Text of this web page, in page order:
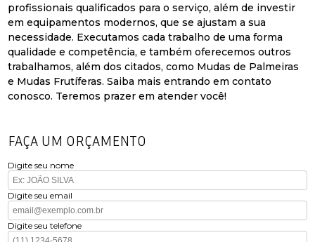
profissionais qualificados para o serviço, além de investir
em equipamentos modernos, que se ajustam a sua
necessidade. Executamos cada trabalho de uma forma
qualidade e competência, e também oferecemos outros
trabalhamos, além dos citados, como Mudas de Palmeiras
e Mudas Frutíferas. Saiba mais entrando em contato
conosco. Teremos prazer em atender você!
FAÇA UM ORÇAMENTO
Digite seu nome
Digite seu email
Digite seu telefone